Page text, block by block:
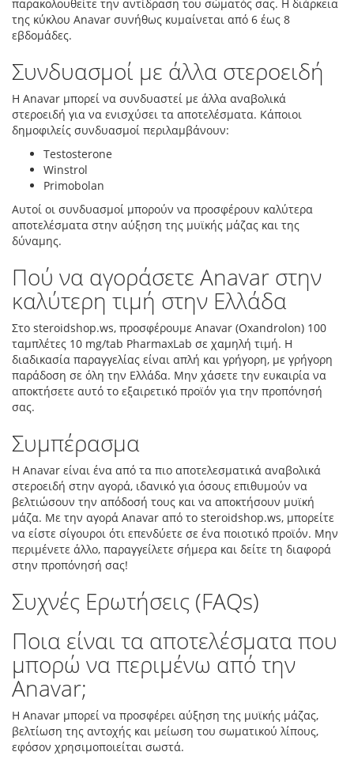
παρακολουθείτε την αντίδραση του σώματός σας. Η διάρκεια
της κύκλου Anavar συνήθως κυμαίνεται από 6 έως 8
εβδομάδες.
Συνδυασμοί με άλλα στεροειδή
Η Anavar μπορεί να συνδυαστεί με άλλα αναβολικά
στεροειδή για να ενισχύσει τα αποτελέσματα. Κάποιοι
δημοφιλείς συνδυασμοί περιλαμβάνουν:
Testosterone
Winstrol
Primobolan
Αυτοί οι συνδυασμοί μπορούν να προσφέρουν καλύτερα
αποτελέσματα στην αύξηση της μυϊκής μάζας και της
δύναμης.
Πού να αγοράσετε Anavar στην
καλύτερη τιμή στην Ελλάδα
Στο steroidshop.ws, προσφέρουμε Anavar (Oxandrolon) 100
ταμπλέτες 10 mg/tab PharmaxLab σε χαμηλή τιμή. Η
διαδικασία παραγγελίας είναι απλή και γρήγορη, με γρήγορη
παράδοση σε όλη την Ελλάδα. Μην χάσετε την ευκαιρία να
αποκτήσετε αυτό το εξαιρετικό προϊόν για την προπόνησή
σας.
Συμπέρασμα
Η Anavar είναι ένα από τα πιο αποτελεσματικά αναβολικά
στεροειδή στην αγορά, ιδανικό για όσους επιθυμούν να
βελτιώσουν την απόδοσή τους και να αποκτήσουν μυϊκή
μάζα. Με την αγορά Anavar από το steroidshop.ws, μπορείτε
να είστε σίγουροι ότι επενδύετε σε ένα ποιοτικό προϊόν. Μην
περιμένετε άλλο, παραγγείλετε σήμερα και δείτε τη διαφορά
στην προπόνησή σας!
Συχνές Ερωτήσεις (FAQs)
Ποια είναι τα αποτελέσματα που
μπορώ να περιμένω από την
Anavar;
Η Anavar μπορεί να προσφέρει αύξηση της μυϊκής μάζας,
βελτίωση της αντοχής και μείωση του σωματικού λίπους,
εφόσον χρησιμοποιείται σωστά.